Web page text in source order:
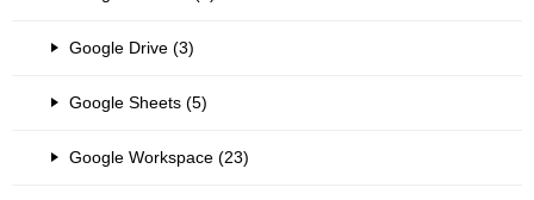
Google Drive (3)
Google Sheets (5)
Google Workspace (23)